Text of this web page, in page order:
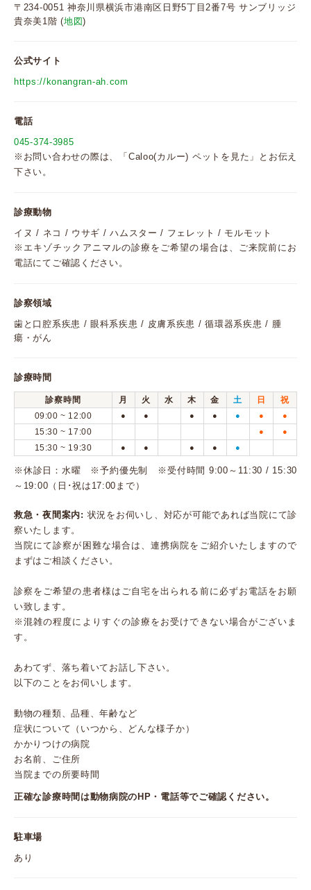
〒234-0051 神奈川県横浜市港南区日野5丁目2番7号 サンブリッジ
貴奈美1階 (地図)
公式サイト
https://konangran-ah.com
電話
045-374-3985
※お問い合わせの際は、「Caloo(カルー) ペットを見た」とお伝え
下さい。
診療動物
イヌ / ネコ / ウサギ / ハムスター / フェレット / モルモット
※エキゾチックアニマルの診療をご希望の場合は、ご来院前にお
電話にてご確認ください。
診察領域
歯と口腔系疾患 / 眼科系疾患 / 皮膚系疾患 / 循環器系疾患 / 腫
瘍・がん
診療時間
診察時間 月 火 水 木 金 土 日
祝
09:00 ~ 12:00
● ● ● ● ● ● ●
15:30 ~ 17:00 ● ●
15:30 ~ 19:30 ● ● ● ● ●
※休診日：水曜 ※予約優先制 ※受付時間 9:00～11:30 / 15:30
～19:00（日･祝は17:00まで）
救急・夜間案内: 状況をお伺いし、対応が可能であれば当院にて診
察いたします。
当院にて診察が困難な場合は、連携病院をご紹介いたしますので
まずはご相談ください。
診察をご希望の患者様はご自宅を出られる前に必ずお電話をお願
い致します。
※混雑の程度によりすぐの診療をお受けできない場合がございま
す。
あわてず、落ち着いてお話し下さい。
以下のことをお伺いします。
動物の種類、品種、年齢など
症状について（いつから、どんな様子か）
かかりつけの病院
お名前、ご住所
当院までの所要時間
正確な診療時間は動物病院のHP・電話等でご確認ください。
駐車場
あり